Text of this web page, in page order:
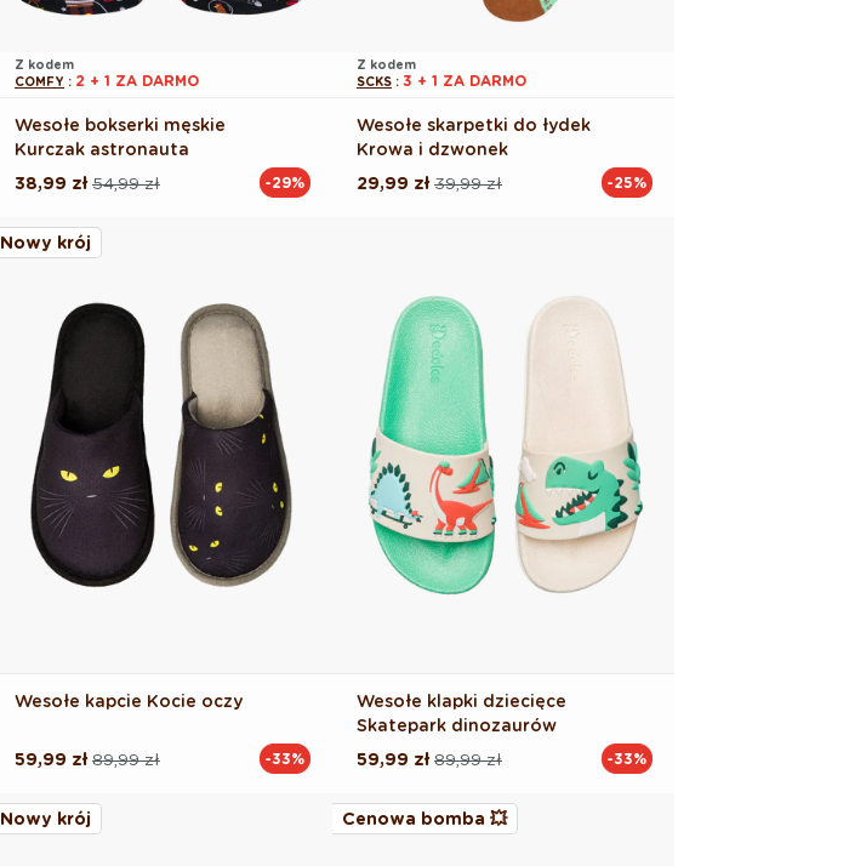
Z kodem
COMFY : 2 + 1 ZA DARMO
Wesołe bokserki męskie
Kurczak astronauta
Cena
54,99 zł
Cena
38,99 zł -29%
Z kodem
SCKS : 3 + 1 ZA DARMO
Wesołe skarpetki do łydek
Krowa i dzwonek
Cena
39,99 zł
Cena
29,99 zł -25%
Nowy krój
Wesołe kapcie Kocie oczy
Cena
89,99 zł
Cena
59,99 zł -33%
Wesołe klapki dziecięce
Skatepark dinozaurów
Cena
89,99 zł
Cena
59,99 zł -33%
Nowy krój Cenowa bomba 💥